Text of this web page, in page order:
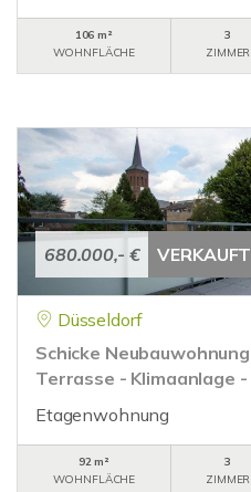
106 m²
WOHNFLÄCHE
3
ZIMMER
680.000,- € VERKAUFT
Düsseldorf
Schicke
Terrasse - Klimaanlage
Etagenwohnung
92 m²
WOHNFLÄCHE
3
ZIMMER